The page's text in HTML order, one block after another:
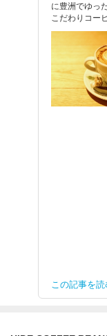
に豊洲でゆっ
こだわりコー
この記事を読